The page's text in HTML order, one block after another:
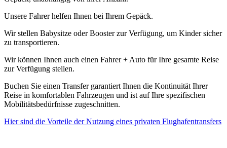
Unsere Fahrer helfen Ihnen bei Ihrem Gepäck.
Wir stellen Babysitze oder Booster zur Verfügung, um Kinder sicher
zu transportieren.
Wir können Ihnen auch einen Fahrer + Auto für Ihre gesamte Reise
zur Verfügung stellen.
Buchen Sie einen Transfer garantiert Ihnen die Kontinuität Ihrer
Reise in komfortablen Fahrzeugen und ist auf Ihre spezifischen
Mobilitätsbedürfnisse zugeschnitten.
Hier sind die Vorteile der Nutzung eines privaten Flughafentransfers